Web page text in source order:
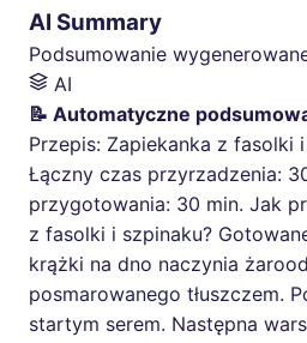
AI Summary
Podsumowanie
AI
📝 Automatyczne
Przepis: Zapiekanka z fasolki
Łączny czas przyrzadzenia:
przygotowania: 30 min. Jak
z fasolki i szpinaku?
krążki na dno naczynia
posmarowanego tłuszczem.
startym serem. Następna